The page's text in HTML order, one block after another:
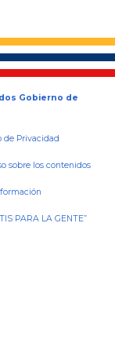
Gobierno de
de Privacidad
sobre los contenidos
PARA LA GENTE”